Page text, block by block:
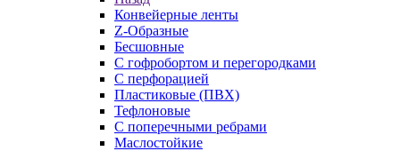
Конвейерные ленты
Z-Образные
Бесшовные
С гофробортом и перегородками
С перфорацией
Пластиковые (ПВХ)
Тефлоновые
С поперечными ребрами
Маслостойкие